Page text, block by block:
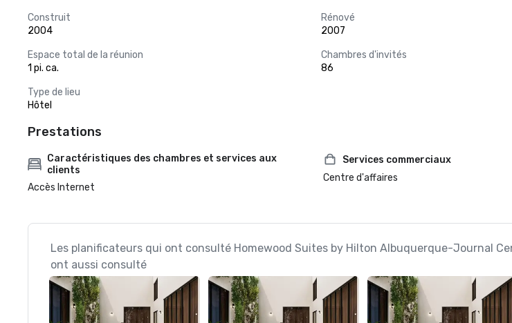
Construit
2004
Rénové
2007
Espace total de la réunion
1 pi. ca.
Chambres d'invités
86
Type de lieu
Hôtel
Prestations
Caractéristiques des chambres et services aux
clients
Accès Internet
Services commerciaux
Centre d'affaires
Les planificateurs qui ont consulté Homewood Suites by Hilton Albuquerque-Journal
ont aussi consulté